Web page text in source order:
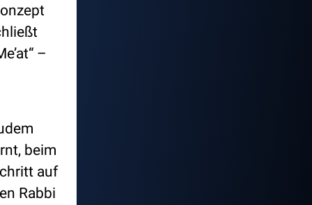
–
beim
auf
Rabbi